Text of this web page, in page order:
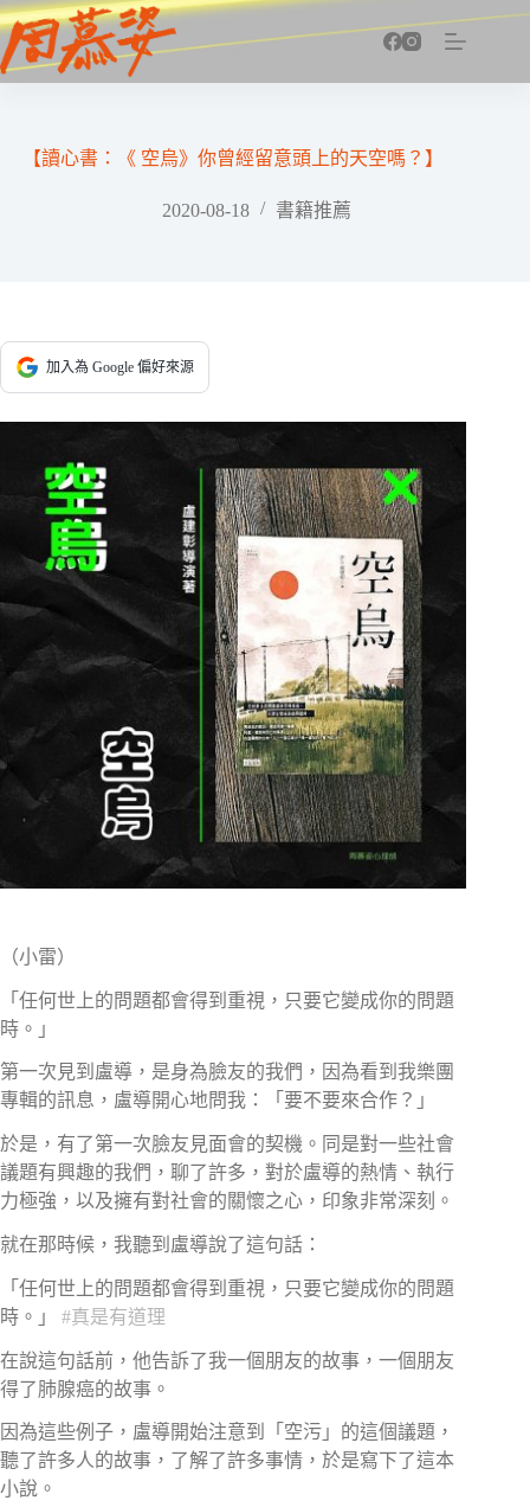
跳
至
主
【讀心書：《 空烏》你曾經留意頭上的天空嗎？】
2020-08-18 書籍推薦
加入為 Google 偏好來源
（小雷）
「任何世上的問題都會得到重視，只要它變成你的問題
時。」
第一次見到盧導，是身為臉友的我們，因為看到我樂團
專輯的訊息，盧導開心地問我：「要不要來合作？」
於是，有了第一次臉友見面會的契機。同是對一些社會
議題有興趣的我們，聊了許多，對於盧導的熱情、執行
力極強，以及擁有對社會的關懷之心，印象非常深刻。
就在那時候，我聽到盧導說了這句話：
「任何世上的問題都會得到重視，只要它變成你的問題
時。」 #真是有道理
在說這句話前，他告訴了我一個朋友的故事，一個朋友
得了肺腺癌的故事。
因為這些例子，盧導開始注意到「空污」的這個議題，
聽了許多人的故事，了解了許多事情，於是寫下了這本
小說。